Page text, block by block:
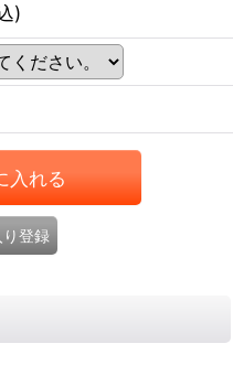
)
入れる
登録